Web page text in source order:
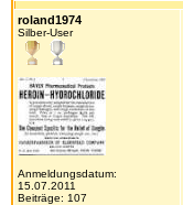
roland1974
Silber-User
Anmeldungsdatum:
15.07.2011
Beiträge: 107